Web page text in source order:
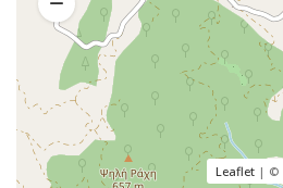
Leaflet | ©